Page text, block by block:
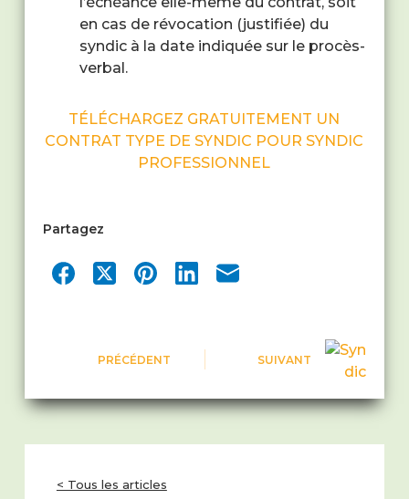
en cas de révocation (justifiée) du
syndic à la date indiquée sur le procès-
verbal.
TÉLÉCHARGEZ GRATUITEMENT UN
CONTRAT TYPE DE SYNDIC POUR SYNDIC
PROFESSIONNEL
Partagez
PRÉCÉDENT SUIVANT
< Tous les articles